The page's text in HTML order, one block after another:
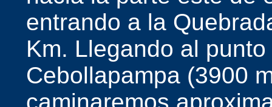
entrando a la
Km. Llegando al
Cebollapampa (3900